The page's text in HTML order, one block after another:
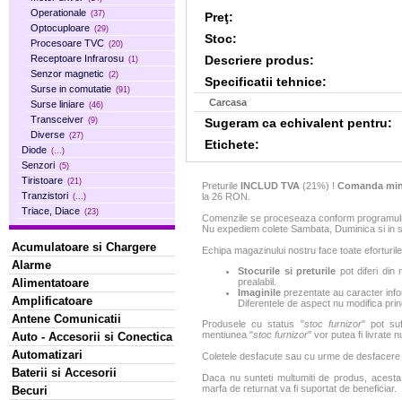
Operationale (37)
Optocuploare (29)
Procesoare TVC (20)
Receptoare Infrarosu (1)
Senzor magnetic (2)
Surse in comutatie (91)
Surse liniare (46)
Transceiver (9)
Diverse (27)
Diode (...)
Senzori (5)
Tiristoare (21)
Tranzistori (...)
Triace, Diace (23)
Acumulatoare si Chargere
Alarme
Alimentatoare
Amplificatoare
Antene Comunicatii
Auto - Accesorii si Conectica
Automatizari
Baterii si Accesorii
Becuri
Preţ:
Stoc:
Descriere produs:
Specificatii tehnice:
Carcasa
Sugeram ca echivalent pentru:
Etichete:
Preturile INCLUD TVA (21%) ! Comanda
la 26 RON.
Comenzile se proceseaza conform
Nu expediem colete Sambata, Duminica si in
Echipa magazinului nostru face toate
Stocurile si preturile pot diferi din
prealabil.
Imaginile prezentate au caracter
Diferentele de aspect nu modifica
Produsele cu status "stoc furnizor" pot
mentiunea "stoc furnizor" vor putea fi livrate
Coletele desfacute sau cu urme de
Daca nu sunteti multumiti de produs,
marfa de returnat va fi suportat de beneficiar.